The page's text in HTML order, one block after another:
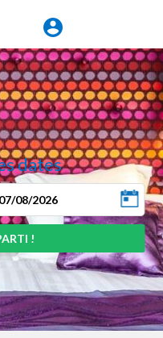
dates